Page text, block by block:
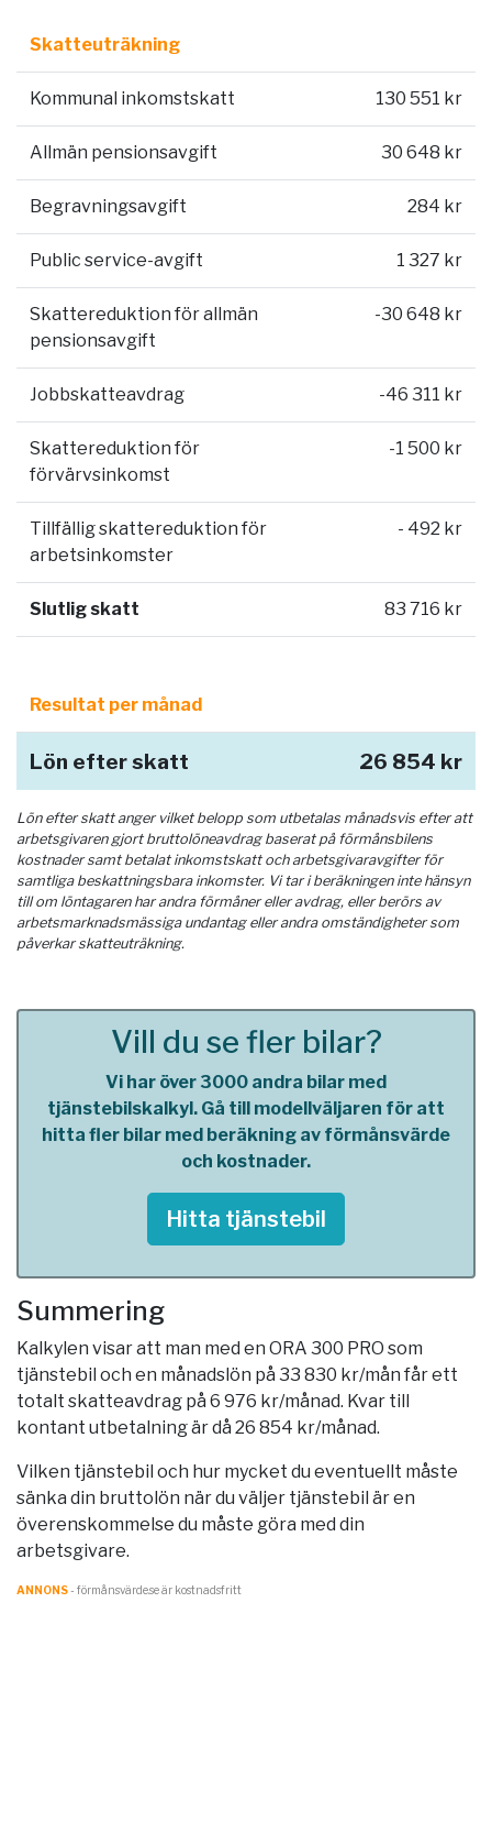
Skatteuträkning
Kommunal inkomstskatt 130 551 kr
Allmän pensionsavgift 30 648 kr
Begravningsavgift 284 kr
Public service-avgift 1 327 kr
Skattereduktion för allmän
pensionsavgift
-30 648 kr
Jobbskatteavdrag -46 311 kr
Skattereduktion för
förvärvsinkomst
-1 500 kr
Tillfällig skattereduktion för
arbetsinkomster
- 492 kr
Slutlig skatt 83 716 kr
Resultat per månad
Lön efter skatt 26 854 kr
Lön efter skatt anger vilket belopp som utbetalas månadsvis efter att
arbetsgivaren gjort bruttolöneavdrag baserat på förmånsbilens
kostnader samt betalat inkomstskatt och arbetsgivaravgifter för
samtliga beskattningsbara inkomster. Vi tar i beräkningen inte hänsyn
till om löntagaren har andra förmåner eller avdrag, eller berörs av
arbetsmarknadsmässiga undantag eller andra omständigheter som
påverkar skatteuträkning.
Vill du se fler bilar?
Vi har över 3000 andra bilar med
tjänstebilskalkyl. Gå till modellväljaren för att
hitta fler bilar med beräkning av förmånsvärde
och kostnader.
Hitta tjänstebil
Summering
Kalkylen visar att man med en ORA 300 PRO som
tjänstebil och en månadslön på 33 830 kr/mån får ett
totalt skatteavdrag på 6 976 kr/månad. Kvar till
kontant utbetalning är då 26 854 kr/månad.
Vilken tjänstebil och hur mycket du eventuellt måste
sänka din bruttolön när du väljer tjänstebil är en
överenskommelse du måste göra med din
arbetsgivare.
ANNONS- förmånsvärde.se är kostnadsfritt